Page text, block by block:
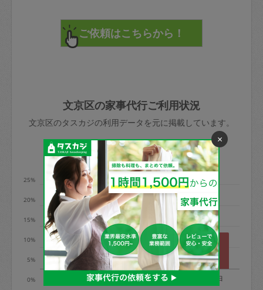
直前キャンセル料：
72時間前〜24時間前＝依頼料金の50%
依頼者不在による当日キャンセル＝依頼
金額の100%＋交通費全額
※例：依頼日時／土曜日午前9時開始の場
合、水曜日午前9時以降はキャンセル料が
発生
水曜日9時〜金曜日9時まで＝依頼料金の
50%
金曜日9時～土曜日8時まで＝依頼金額の
100%
土曜日8時〜実施時間＝依頼金額の100%
＋交通費全額
依頼者不在による当日キャンセル＝依頼
みてください。
その後、一番気に入ったタスカジさんに
てください。
不在時に部屋に入るためにタスカジさん
きた場合は損害保険の対象外となるので
ご注意ください。
で、必ず鍵のかかるロッカーや金庫に入
れて依頼者の責任の元管理するよう心掛
けてください。
玉、など
あわせてこちらも参照ください：初めて
利用します。注意しなくてはいけない点
はありますか？
文京区の家事代行ご利用状況
文京区のタスカジの利用データを元に掲載しています。
利用の多い曜日は？
0%
5%
10%
15%
20%
25%
火 水 木 金 日
×